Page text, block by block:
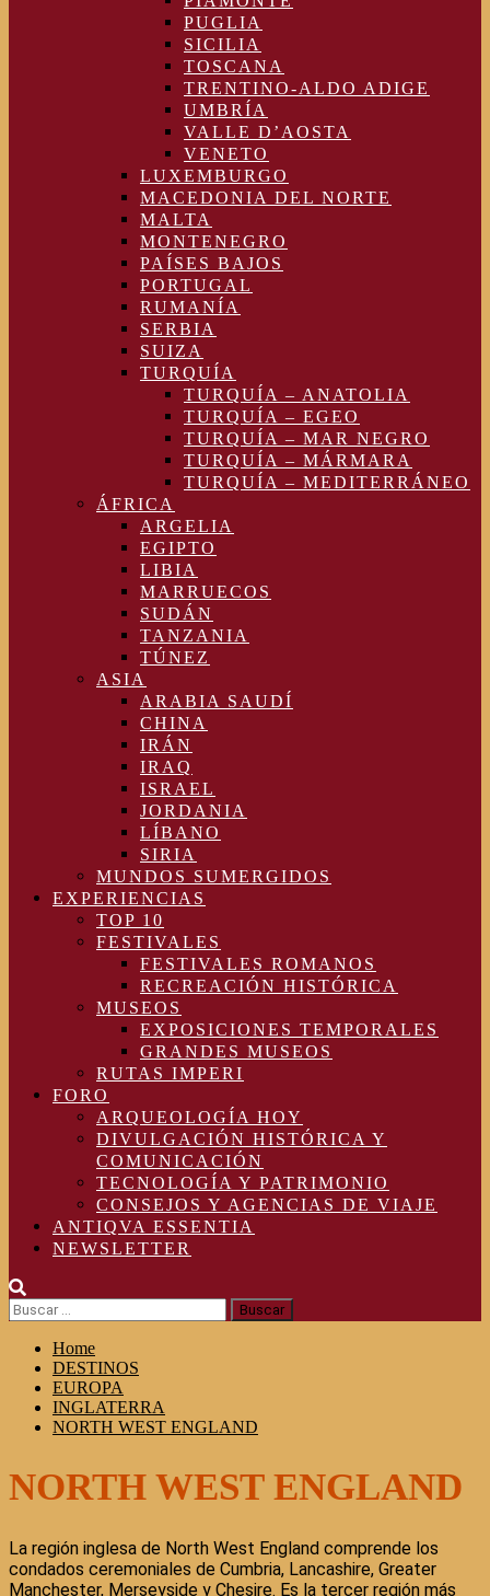
PUGLIA
SICILIA
TOSCANA
TRENTINO-ALDO ADIGE
UMBRÍA
VALLE D’AOSTA
VENETO
LUXEMBURGO
MACEDONIA DEL NORTE
MALTA
MONTENEGRO
PAÍSES BAJOS
PORTUGAL
RUMANÍA
SERBIA
SUIZA
TURQUÍA
TURQUÍA – ANATOLIA
TURQUÍA – EGEO
TURQUÍA – MAR NEGRO
TURQUÍA – MÁRMARA
TURQUÍA – MEDITERRÁNEO
ÁFRICA
ARGELIA
EGIPTO
LIBIA
MARRUECOS
SUDÁN
TANZANIA
TÚNEZ
ASIA
ARABIA SAUDÍ
CHINA
IRÁN
IRAQ
ISRAEL
JORDANIA
LÍBANO
SIRIA
MUNDOS SUMERGIDOS
EXPERIENCIAS
TOP 10
FESTIVALES
FESTIVALES ROMANOS
RECREACIÓN HISTÓRICA
MUSEOS
EXPOSICIONES TEMPORALES
GRANDES MUSEOS
RUTAS IMPERI
FORO
ARQUEOLOGÍA HOY
DIVULGACIÓN HISTÓRICA Y
COMUNICACIÓN
TECNOLOGÍA Y PATRIMONIO
CONSEJOS Y AGENCIAS DE VIAJE
ANTIQVA ESSENTIA
NEWSLETTER
Buscar:
Home
DESTINOS
EUROPA
INGLATERRA
NORTH WEST ENGLAND
NORTH WEST ENGLAND
La región inglesa de North West England comprende los
condados ceremoniales de Cumbria, Lancashire, Greater
Manchester, Merseyside y Chesire. Es la tercer región más